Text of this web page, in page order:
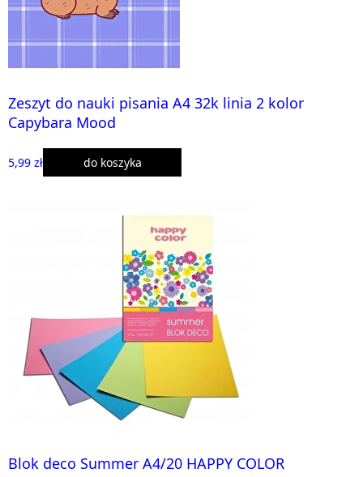
Zeszyt do nauki pisania A4 32k linia 2 kolor
Capybara Mood
5,99 zł do koszyka
Blok deco Summer A4/20 HAPPY COLOR